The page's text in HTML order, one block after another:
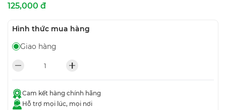
125,000 đ
Hình thức mua hàng
Giao hàng
Cam kết hàng chính hãng
Hỗ trợ mọi lúc, mọi nơi